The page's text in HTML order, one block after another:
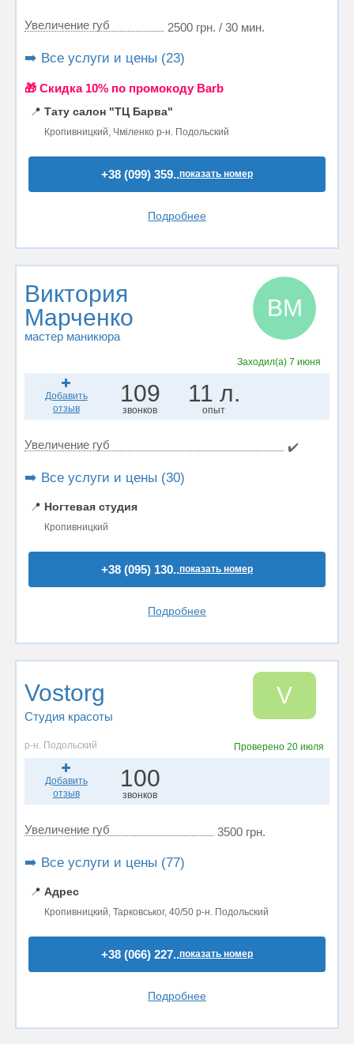
Увеличение губ 2500 грн. / 30 мин.
➡️ Все услуги и цены (23)
🎁 Cкидка 10% по промокоду Barb
📍 Тату салон "ТЦ Барва"
Кропивницкий, Чміленко р-н. Подольский
+38 (099) 359..показать номер
Подробнее
Виктория
Марченко
мастер маникюра
ВМ
Заходил(а) 7 июня
Добавить
отзыв
109
звонков
11 л.
опыт
Увеличение губ ✔️
➡️ Все услуги и цены (30)
📍 Ногтевая студия
Кропивницкий
+38 (095) 130..показать номер
Подробнее
Vostorg
Студия красоты
V
р-н. Подольский Проверено 20 июля
Добавить
отзыв
100
звонков
Увеличение губ 3500 грн.
➡️ Все услуги и цены (77)
📍 Адрес
Кропивницкий, Тарковськог, 40/50 р-н. Подольский
+38 (066) 227..показать номер
Подробнее